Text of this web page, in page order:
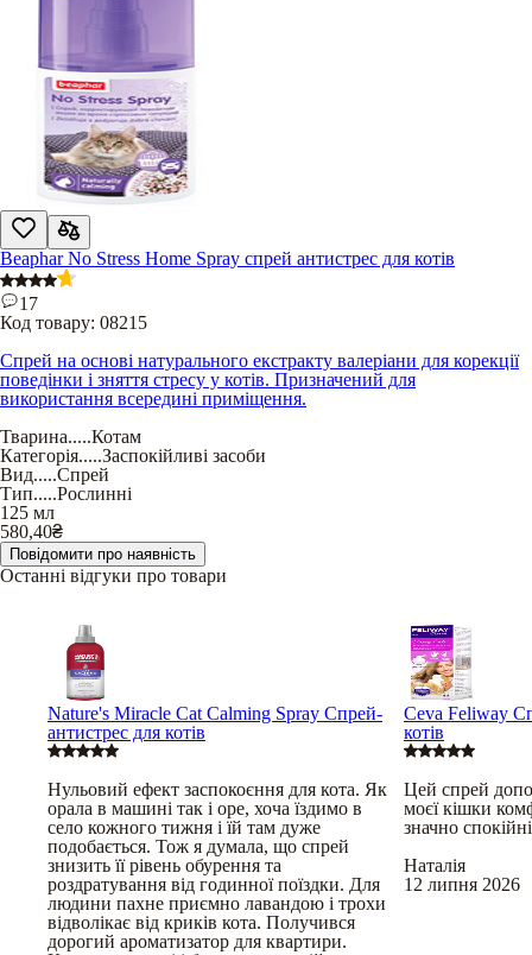
Beaphar No Stress Home Spray спрей антистрес для котів
17
Код товару: 08215
Спрей на основі натурального екстракту валеріани для корекції
поведінки і зняття стресу у котів. Призначений для
використання всередині приміщення.
Тварина.....Котам
Категорія.....Заспокійливі засоби
Вид.....Спрей
Тип.....Рослинні
125 мл
580,40₴
Повідомити про наявність
Останні відгуки про товари
Nature's Miracle Cat Calming Spray Спрей-
антистрес для котів
Нульовий ефект заспокоєння для кота. Як
орала в машині так і оре, хоча їздимо в
село кожного тижня і їй там дуже
подобається. Тож я думала, що спрей
знизить її рівень обурення та
роздратування від годинної поїздки. Для
людини пахне приємно лавандою і трохи
відволікає від криків кота. Получився
дорогий ароматизатор для квартири.
Ceva Feliway
котів
Цей спрей
моєї кішки
значно
Наталія
12 липня 2026